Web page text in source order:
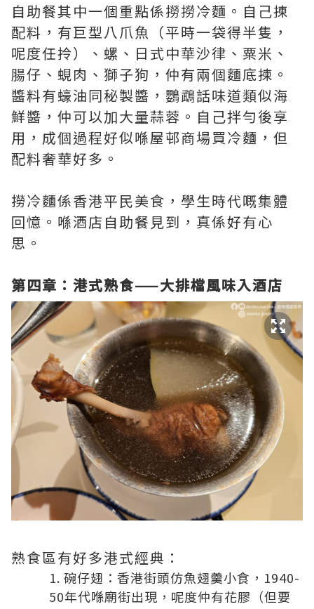
自助餐其中一個重點係撈撈冷麵。自己揀
配料，有巨型八爪魚（平時一袋得半隻，
呢度任拎）、螺、日式中華沙律、粟米、
腸仔、蜆肉、獅子狗，仲有兩個麵底揀。
醬料有蠔油同秘製醬，鸚鵡話味道類似海
鮮醬，仲可以加大量蒜蓉。自己拌勻後享
用，成個過程好似喺屋邨商場買冷麵，但
配料奢華好多。
撈冷麵係香港平民美食，學生時代嘅集體
回憶。喺酒店自助餐見到，真係好有心
思。
第四章：港式熟食——大排檔風味入酒店
熟食區有好多港式經典：
碗仔翅：香港街頭仿魚翅羹小食，1940-
50年代喺廟街出現，呢度仲有花膠（但要